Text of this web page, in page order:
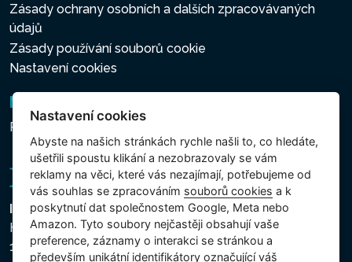
Zásady ochrany osobních a dalších zpracovávaných
údajů
Zásady používání souborů cookie
Nastavení cookies
Newsletter
Přihlášení k odběru novinek
Intex Trading, s.r.o.
Hradecká 2526/3
130 00 Praha 3 - Česká republika
Nastavení cookies
Abyste na našich stránkách rychle našli to, co hledáte,
ušetřili spoustu klikání a nezobrazovaly se vám
reklamy na věci, které vás nezajímají, potřebujeme od
vás souhlas se zpracováním souborů cookies a k
poskytnutí dat společnostem Google, Meta nebo
Amazon. Tyto soubory nejčastěji obsahují vaše
preference, záznamy o interakci se stránkou a
především unikátní identifikátory označující váš